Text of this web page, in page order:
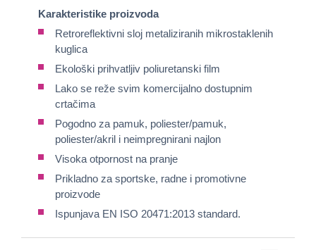
Karakteristike proizvoda
Retroreflektivni sloj metaliziranih mikrostaklenih
kuglica
Ekološki prihvatljiv poliuretanski film
Lako se reže svim komercijalno dostupnim
crtačima
Pogodno za pamuk, poliester/pamuk,
poliester/akril i neimpregnirani najlon
Visoka otpornost na pranje
Prikladno za sportske, radne i promotivne
proizvode
Ispunjava EN ISO 20471:2013 standard.